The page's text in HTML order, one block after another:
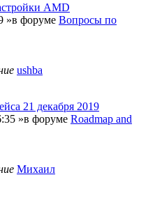
AMD
»в форуме Вопросы по
ushba
21 декабря 2019
»в форуме Roadmap and
Михаил